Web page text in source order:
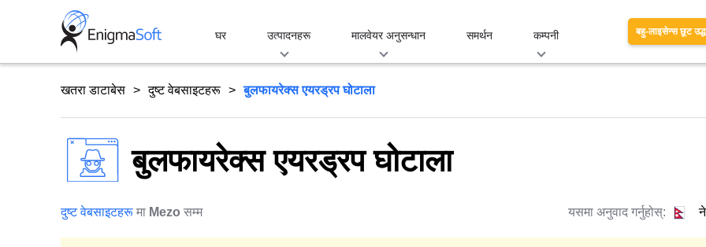
घर उत्पादनहरू मालवेयर अनुसन्धान समर्थन कम्पनी बहु-लाइसेन्स छूट
खतरा डाटाबेस दुष्ट वेबसाइटहरू बुलफायरेक्स एयरड्रप घोटाला
बुलफायरेक्स एयरड्रप घोटाला
दुष्ट वेबसाइटहरू मा Mezo सम्म यसमा अनुवाद गर्नुहोस्: